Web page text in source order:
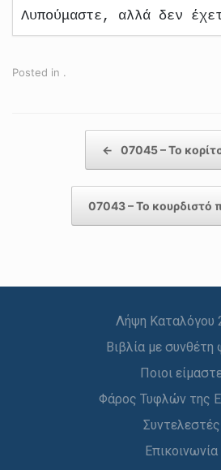
Λυπούμαστε, αλλά δεν
Posted in .
← 07045 – Το
07043 – Το κουρδιστό
Λήψη Καταλόγου
Βιβλία με συνθέτη
Ποιοι
Φάρος Τυφλών της
Συντελεστές
Επικοινωνία